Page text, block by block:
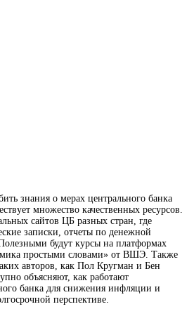
знания о мерах центрального банка
множество качественных ресурсов.
сайтов ЦБ разных стран, где
записки, отчеты по денежной
будут курсы на платформах
простыми словами» от ВШЭ. Также
авторов, как Пол Кругман и Бен
объясняют, как работают
банка для снижения инфляции и
перспективе.